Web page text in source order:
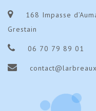
168 Impasse
Grestain
06 70 79 89 01